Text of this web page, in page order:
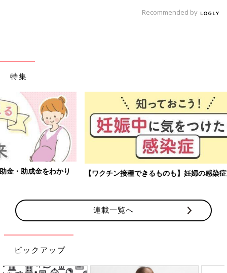
Recommended by
特集
【ワクチン接種できるものも】妊婦の感染症対策、知っておいて！
連載一覧へ
ピックアップ